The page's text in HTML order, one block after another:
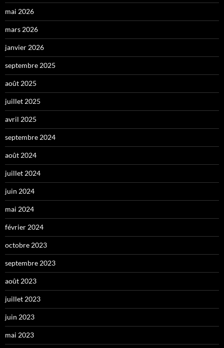
mai 2026
mars 2026
janvier 2026
septembre 2025
août 2025
juillet 2025
avril 2025
septembre 2024
août 2024
juillet 2024
juin 2024
mai 2024
février 2024
octobre 2023
septembre 2023
août 2023
juillet 2023
juin 2023
mai 2023